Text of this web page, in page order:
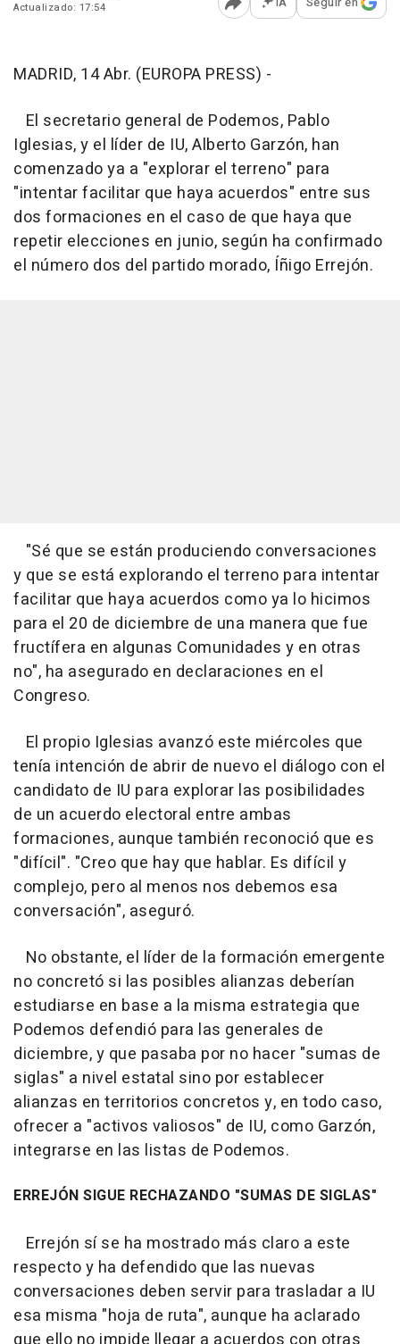
Actualizado: 17:54
Abrir opciones para
MADRID, 14 Abr. (EUROPA PRESS) -
El secretario general de Podemos, Pablo
Iglesias, y el líder de IU, Alberto Garzón, han
comenzado ya a "explorar el terreno" para
"intentar facilitar que haya acuerdos" entre sus
dos formaciones en el caso de que haya que
repetir elecciones en junio, según ha confirmado
el número dos del partido morado, Íñigo Errejón.
"Sé que se están produciendo conversaciones
y que se está explorando el terreno para intentar
facilitar que haya acuerdos como ya lo hicimos
para el 20 de diciembre de una manera que fue
fructífera en algunas Comunidades y en otras
no", ha asegurado en declaraciones en el
Congreso.
El propio Iglesias avanzó este miércoles que
tenía intención de abrir de nuevo el diálogo con el
candidato de IU para explorar las posibilidades
de un acuerdo electoral entre ambas
formaciones, aunque también reconoció que es
"difícil". "Creo que hay que hablar. Es difícil y
complejo, pero al menos nos debemos esa
conversación", aseguró.
No obstante, el líder de la formación emergente
no concretó si las posibles alianzas deberían
estudiarse en base a la misma estrategia que
Podemos defendió para las generales de
diciembre, y que pasaba por no hacer "sumas de
siglas" a nivel estatal sino por establecer
alianzas en territorios concretos y, en todo caso,
ofrecer a "activos valiosos" de IU, como Garzón,
integrarse en las listas de Podemos.
ERREJÓN SIGUE RECHAZANDO "SUMAS DE SIGLAS"
Errejón sí se ha mostrado más claro a este
respecto y ha defendido que las nuevas
conversaciones deben servir para trasladar a IU
esa misma "hoja de ruta", aunque ha aclarado